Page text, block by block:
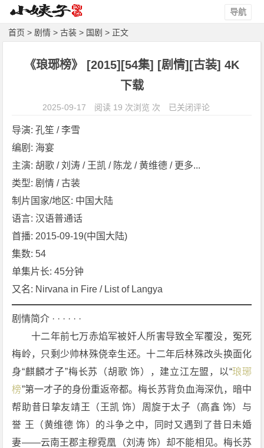
导航
首页 > 剧情 >古装 > 国剧 > 正文
《琅琊榜》 [2015][54集] [剧情][古装] 4K
下载
2025-09-17 阅读 19 次浏览 次
《琅
0
下
载
已关闭评论
导演: 孔笙 / 李雪
编剧: 海宴
主演: 胡歌 / 刘涛 / 王凯 / 陈龙 / 黄维德 / 更多...
类型: 剧情 / 古装
制片国家/地区: 中国大陆
语言: 汉语普通话
首播: 2015-09-19(中国大陆)
集数: 54
单集片长: 45分钟
又名: Nirvana in Fire / List of Langya
剧情简介 · · · · · ·
十二年前七万赤焰军被奸人所害导致全军覆没，冤死
梅岭，只剩少帅林殊侥幸生还。十二年后林殊改头换面化
身“麒麟才子”梅长苏（胡歌 饰），建立江左盟，以“琅琊
榜”第一才子的身份重返帝都。梅长苏背负血海深仇，暗中
帮助昔日挚友靖王（王凯 饰）周旋于太子（高鑫 饰）与
誉 王（黄维德 饰）的斗争之中，同时又遇到了昔日未婚
妻——云南王郡主穆霓凰（刘涛 饰）却不能相见。梅长苏